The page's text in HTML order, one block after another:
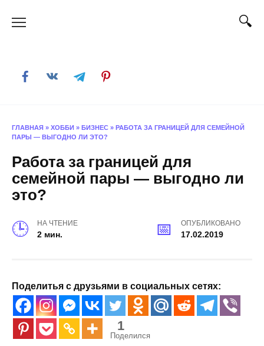
ГЛАВНАЯ » ХОББИ » БИЗНЕС » РАБОТА ЗА ГРАНИЦЕЙ ДЛЯ СЕМЕЙНОЙ
ПАРЫ — ВЫГОДНО ЛИ ЭТО?
Работа за границей для
семейной пары — выгодно ли
это?
НА ЧТЕНИЕ
2 мин.
ОПУБЛИКОВАНО
17.02.2019
Поделитья с друзьями в социальных сетях:
1
Поделился